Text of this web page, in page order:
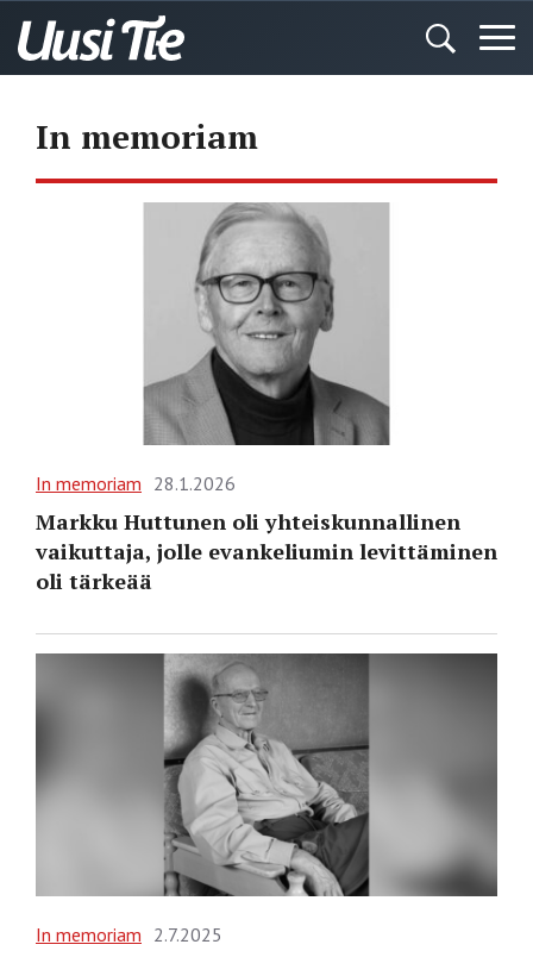
In memoriam
In memoriam 28.1.2026
Markku Huttunen oli yhteiskunnallinen
vaikuttaja, jolle evankeliumin levittäminen
oli tärkeää
In memoriam 2.7.2025